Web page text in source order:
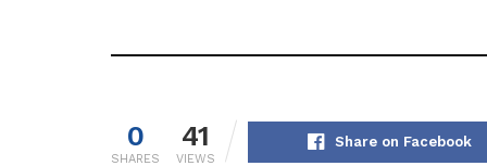
0
SHARES
41
VIEWS
Share on Facebook